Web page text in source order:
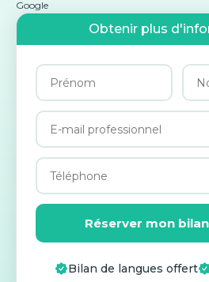
Obtenir plus
Réserver mon
Bilan de langues offert